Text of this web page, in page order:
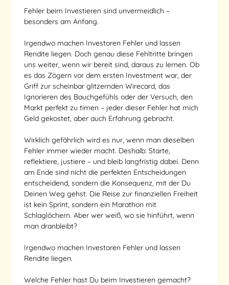
Fehler beim Investieren sind unvermeidlich –
besonders am Anfang.
Irgendwo machen Investoren Fehler und lassen
Rendite liegen. Doch genau diese Fehltritte bringen
uns weiter, wenn wir bereit sind, daraus zu lernen. Ob
es das Zögern vor dem ersten Investment war, der
Griff zur scheinbar glitzernden Wirecard, das
Ignorieren des Bauchgefühls oder der Versuch, den
Markt perfekt zu timen – jeder dieser Fehler hat mich
Geld gekostet, aber auch Erfahrung gebracht.
Wirklich gefährlich wird es nur, wenn man dieselben
Fehler immer wieder macht. Deshalb: Starte,
reflektiere, justiere – und bleib langfristig dabei. Denn
am Ende sind nicht die perfekten Entscheidungen
entscheidend, sondern die Konsequenz, mit der Du
Deinen Weg gehst. Die Reise zur finanziellen Freiheit
ist kein Sprint, sondern ein Marathon mit
Schlaglöchern. Aber wer weiß, wo sie hinführt, wenn
man dranbleibt?
Irgendwo machen Investoren Fehler und lassen
Rendite liegen.
Welche Fehler hast Du beim Investieren gemacht?